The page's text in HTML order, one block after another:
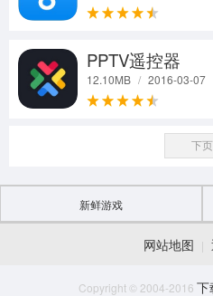
PPTV遥控器
12.10MB / 2016-03-07
下页
新鲜游戏
网站地图 |
Copyright © 2004-2016 下